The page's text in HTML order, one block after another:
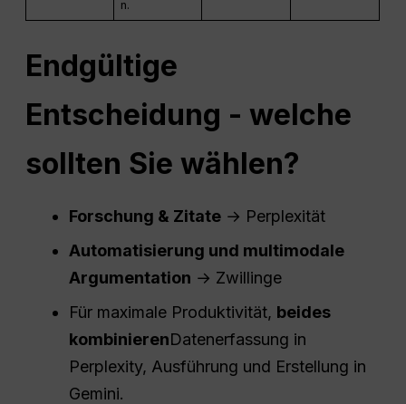
n.
Endgültige
Entscheidung - welche
sollten Sie wählen?
Forschung & Zitate → Perplexität
Automatisierung und multimodale
Argumentation → Zwillinge
Für maximale Produktivität, beides
kombinierenDatenerfassung in
Perplexity, Ausführung und Erstellung in
Gemini.